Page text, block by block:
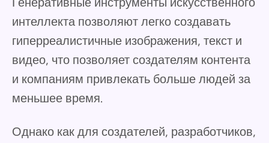
интеллекта позволяют легко создавать
гиперреалистичные изображения, текст и
видео, что позволяет создателям контента
и компаниям привлекать больше людей за
меньшее время.
Однако как для создателей, разработчиков,